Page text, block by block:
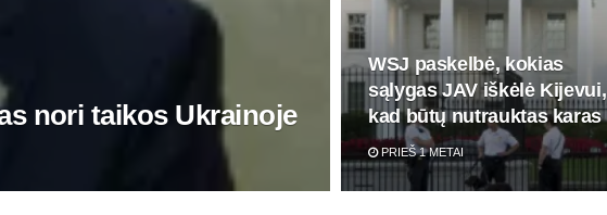
nori taikos Ukrainoje
WSJ paskelbė, kokias
sąlygas JAV iškėlė Kijevui,
kad būtų nutrauktas karas
PRIEŠ 1 METAI